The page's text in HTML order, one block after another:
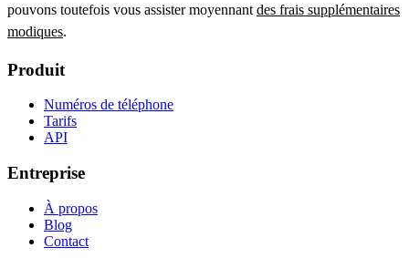
pouvons toutefois vous assister moyennant des frais supplémentaires
modiques.
Produit
Numéros de téléphone
Tarifs
API
Entreprise
À propos
Blog
Contact